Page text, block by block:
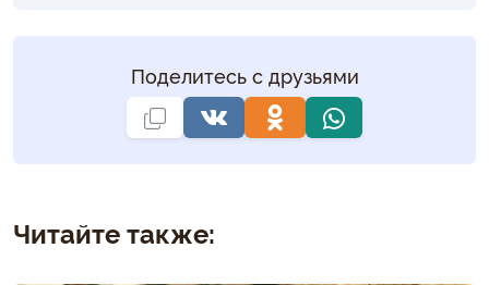
Поделитесь с друзьями
Читайте также: